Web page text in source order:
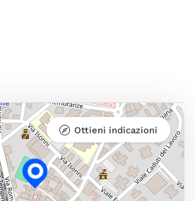
Ottieni indicazioni